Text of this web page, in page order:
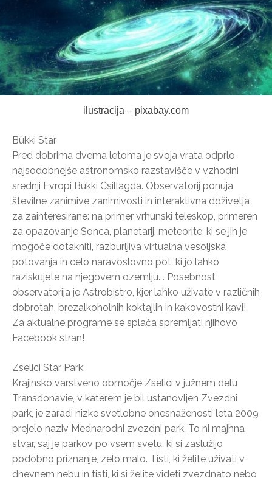
ilustracija – pixabay.com
Bükki Star
Pred dobrima dvema letoma je svoja vrata odprlo
najsodobnejše astronomsko razstavišče v vzhodni
srednji Evropi Bükki Csillagda. Observatorij ponuja
številne zanimive zanimivosti in interaktivna doživetja
za zainteresirane: na primer vrhunski teleskop, primeren
za opazovanje Sonca, planetarij, meteorite, ki se jih je
mogoče dotakniti, razburljiva virtualna vesoljska
potovanja in celo naravoslovno pot, ki jo lahko
raziskujete na njegovem ozemlju. . Posebnost
observatorija je Astrobistro, kjer lahko uživate v različnih
dobrotah, brezalkoholnih koktajlih in kakovostni kavi!
Za aktualne programe se splača spremljati njihovo
Facebook stran!
Zselici Star Park
Krajinsko varstveno območje Zselici v južnem delu
Transdonavie, v katerem je bil ustanovljen Zvezdni
park, je zaradi nizke svetlobne onesnaženosti leta 2009
prejelo naziv Mednarodni zvezdni park. To ni majhna
stvar, saj je parkov po vsem svetu, ki si zaslužijo
podobno priznanje, zelo malo. Tisti, ki želite uživati v
dnevnem nebu in tisti, ki si želite videti zvezdnato nebo